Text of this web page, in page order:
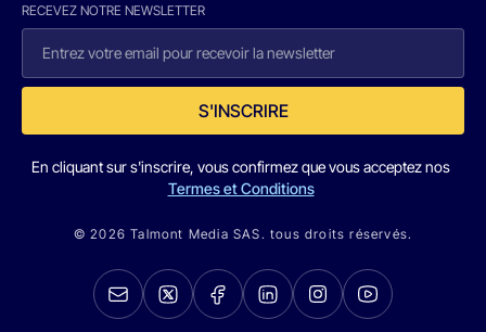
RECEVEZ NOTRE NEWSLETTER
S'INSCRIRE
En cliquant sur s'inscrire, vous confirmez que vous acceptez nos
Termes et Conditions
© 2026 Talmont Media SAS. tous droits réservés.